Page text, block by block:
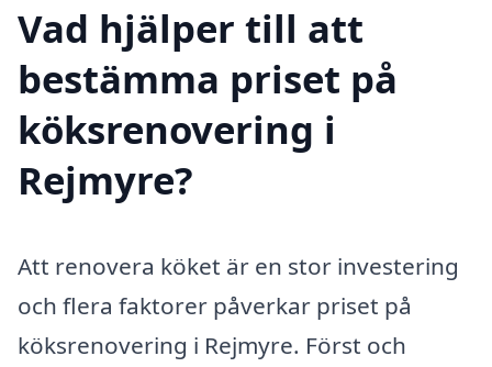
Vad hjälper till att
bestämma priset på
köksrenovering i
Rejmyre?
Att renovera köket är en stor investering
och flera faktorer påverkar priset på
köksrenovering i Rejmyre. Först och